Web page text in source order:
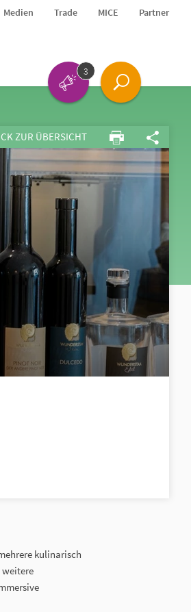
Medien Trade MICE Partner
3
ZUR ÜBERSICHT
kulinarisch
weitere